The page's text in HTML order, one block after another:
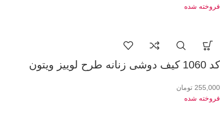
فروخته شده
کد 1060 کیف دوشی زنانه طرح لوییز ویتون
255,000 تومان
فروخته شده